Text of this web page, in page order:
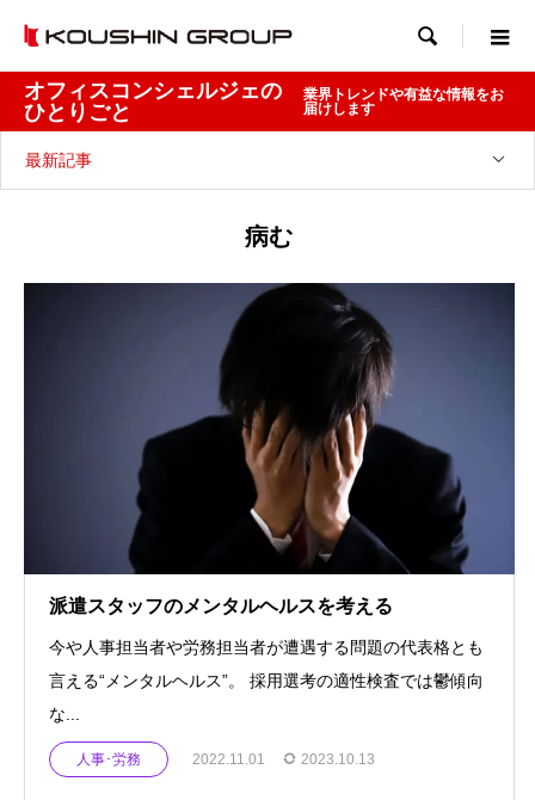

オフィスコンシェルジェの
ひとりごと
業界トレンドや有益な情報をお
届けします
最新記事
病む
派遣スタッフのメンタルヘルスを考える
今や人事担当者や労務担当者が遭遇する問題の代表格とも
言える“メンタルヘルス”。 採用選考の適性検査では鬱傾向
な...
人事･労務 2022.11.01 2023.10.13